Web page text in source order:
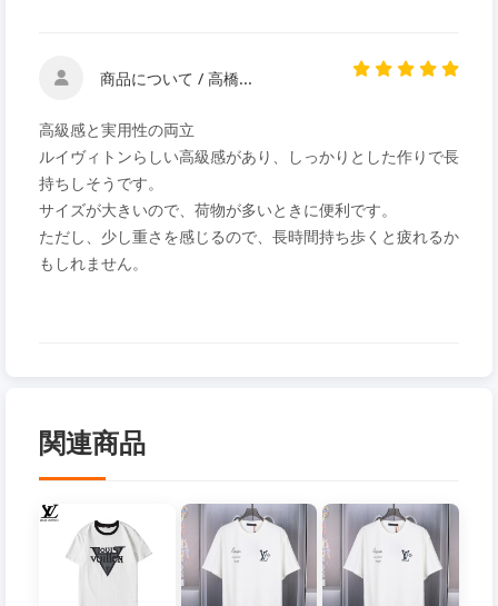
商品について / 高橋...
高級感と実用性の両立
ルイヴィトンらしい高級感があり、しっかりとした作りで長
持ちしそうです。
サイズが大きいので、荷物が多いときに便利です。
ただし、少し重さを感じるので、長時間持ち歩くと疲れるか
もしれません。
関連商品